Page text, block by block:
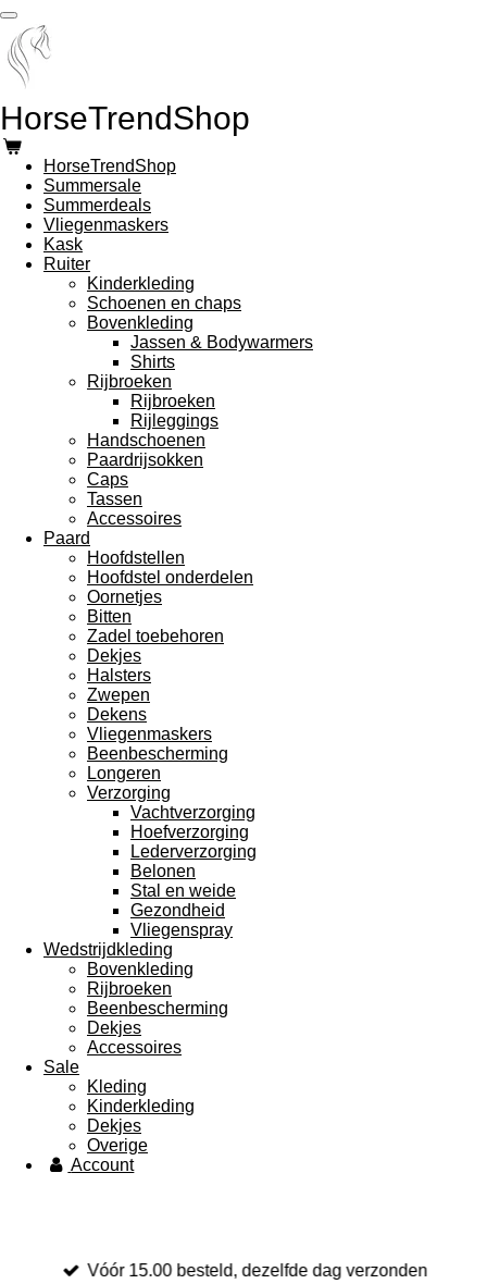
Ga
direct
naar
de
HorseTrendShop
HorseTrendShop
Summersale
Summerdeals
Vliegenmaskers
Kask
Ruiter
Kinderkleding
Schoenen en chaps
Bovenkleding
Jassen & Bodywarmers
Shirts
Rijbroeken
Rijbroeken
Rijleggings
Handschoenen
Paardrijsokken
Caps
Tassen
Accessoires
Paard
Hoofdstellen
Hoofdstel onderdelen
Oornetjes
Bitten
Zadel toebehoren
Dekjes
Halsters
Zwepen
Dekens
Vliegenmaskers
Beenbescherming
Longeren
Verzorging
Vachtverzorging
Hoefverzorging
Lederverzorging
Belonen
Stal en weide
Gezondheid
Vliegenspray
Wedstrijdkleding
Bovenkleding
Rijbroeken
Beenbescherming
Dekjes
Accessoires
Sale
Kleding
Kinderkleding
Dekjes
Overige
Account
Vóór 15.00 besteld, dezelfde dag verzonden